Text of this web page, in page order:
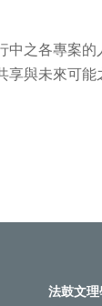
中之各專案
享與未來可
法鼓文